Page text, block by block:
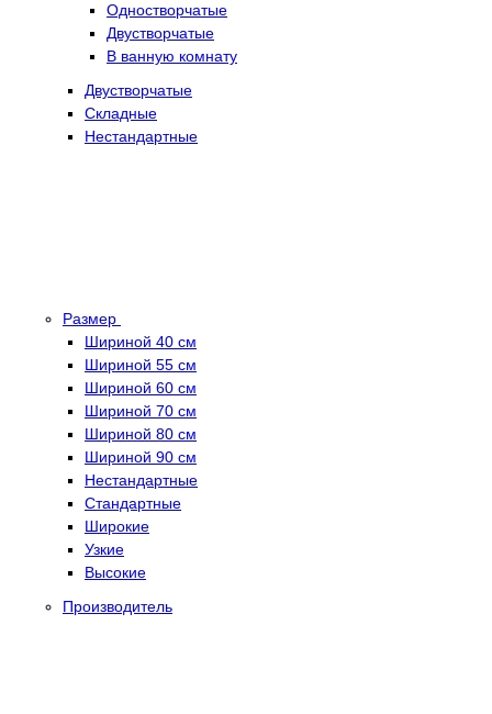
Одностворчатые
Двустворчатые
В ванную комнату
Двустворчатые
Складные
Нестандартные
Размер
Шириной 40 см
Шириной 55 см
Шириной 60 см
Шириной 70 см
Шириной 80 см
Шириной 90 см
Нестандартные
Стандартные
Широкие
Узкие
Высокие
Производитель